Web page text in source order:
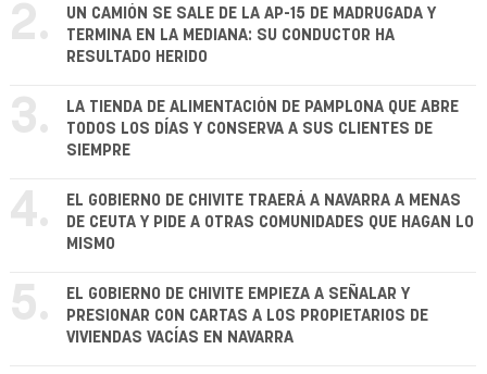
2.
UN CAMIÓN SE SALE DE LA AP-15 DE MADRUGADA Y
TERMINA EN LA MEDIANA: SU CONDUCTOR HA
RESULTADO HERIDO
3.
LA TIENDA DE ALIMENTACIÓN DE PAMPLONA QUE ABRE
TODOS LOS DÍAS Y CONSERVA A SUS CLIENTES DE
SIEMPRE
4.
EL GOBIERNO DE CHIVITE TRAERÁ A NAVARRA A MENAS
DE CEUTA Y PIDE A OTRAS COMUNIDADES QUE HAGAN LO
MISMO
5.
EL GOBIERNO DE CHIVITE EMPIEZA A SEÑALAR Y
PRESIONAR CON CARTAS A LOS PROPIETARIOS DE
VIVIENDAS VACÍAS EN NAVARRA